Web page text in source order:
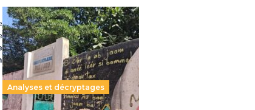
Analyses et décryptages